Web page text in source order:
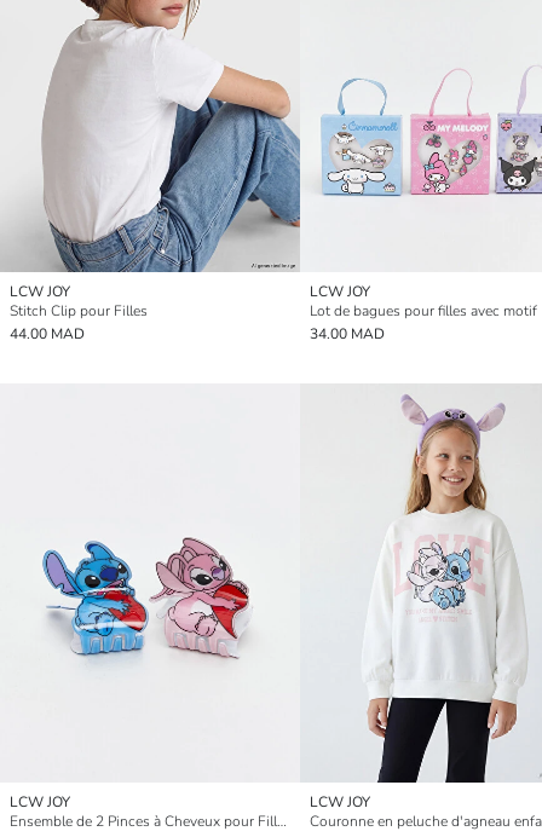
LCW JOY
Stitch Clip pour Filles
44.00 MAD
LCW JOY
34.00 MAD
LCW JOY
Ensemble de 2 Pinces à Cheveux pour Filles Figurines Lilo et Stitch
LCW JOY